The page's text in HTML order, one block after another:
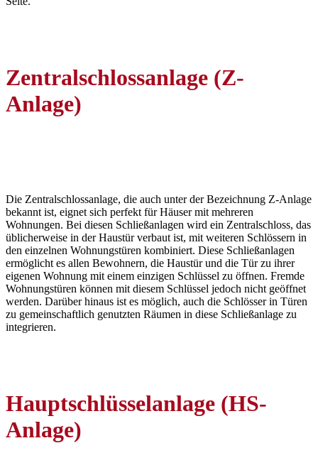
Zentralschlossanlage (Z-
Anlage)
Die Zentralschlossanlage, die auch unter der Bezeichnung Z-Anlage
bekannt ist, eignet sich perfekt für Häuser mit mehreren
Wohnungen. Bei diesen Schließanlagen wird ein Zentralschloss, das
üblicherweise in der Haustür verbaut ist, mit weiteren Schlössern in
den einzelnen Wohnungstüren kombiniert. Diese Schließanlagen
ermöglicht es allen Bewohnern, die Haustür und die Tür zu ihrer
eigenen Wohnung mit einem einzigen Schlüssel zu öffnen. Fremde
Wohnungstüren können mit diesem Schlüssel jedoch nicht geöffnet
werden. Darüber hinaus ist es möglich, auch die Schlösser in Türen
zu gemeinschaftlich genutzten Räumen in diese Schließanlage zu
integrieren.
Hauptschlüsselanlage (HS-
Anlage)